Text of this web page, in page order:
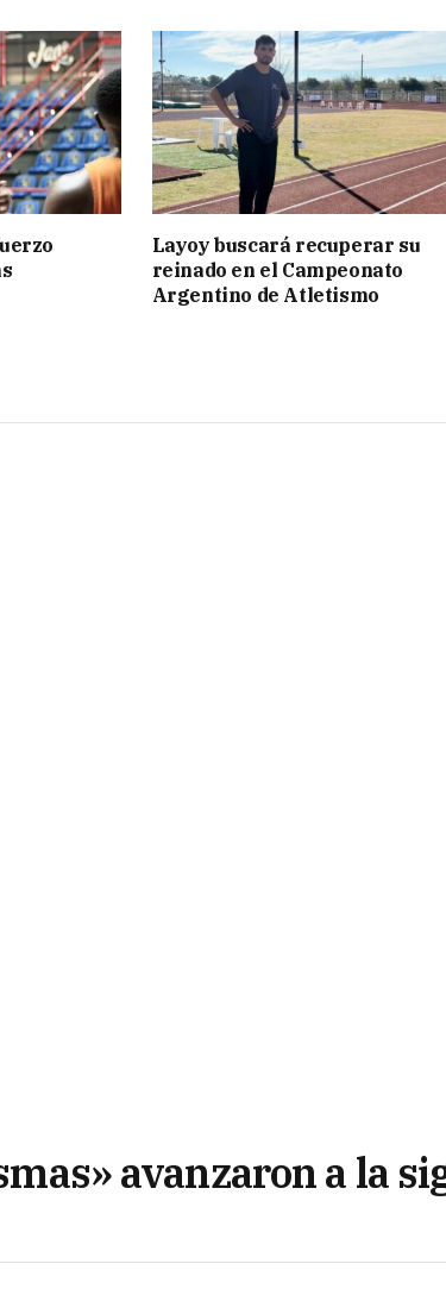
Layoy buscará recuperar su
reinado en el Campeonato
Argentino de Atletismo
avanzaron a la